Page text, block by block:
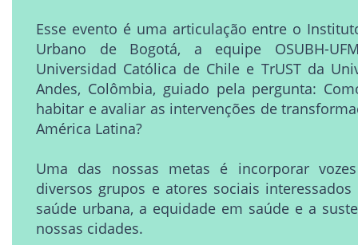
Esse evento é uma articulação entre o
Urbano de Bogotá, a equipe OSUBH-
Universidad Católica de Chile e TrUST da
Andes, Colômbia, guiado pela pergunta:
habitar e avaliar as intervenções de
América Latina?
Uma das nossas metas é incorporar
diversos grupos e atores sociais
saúde urbana, a equidade em saúde e a
nossas cidades.